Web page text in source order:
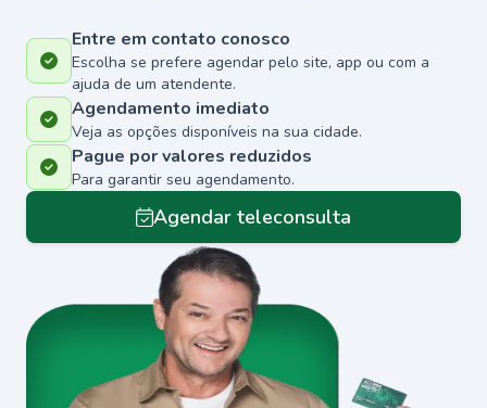
Entre em contato conosco
Escolha se prefere agendar pelo site, app ou com a
ajuda de um atendente.
Agendamento imediato
Veja as opções disponíveis na sua cidade.
Pague por valores reduzidos
Para garantir seu agendamento.
Agendar teleconsulta